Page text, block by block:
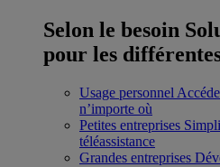
Selon le besoin
pour les
Usage personnel
n’importe où
Petites entreprises
téléassistance
Grandes entreprises